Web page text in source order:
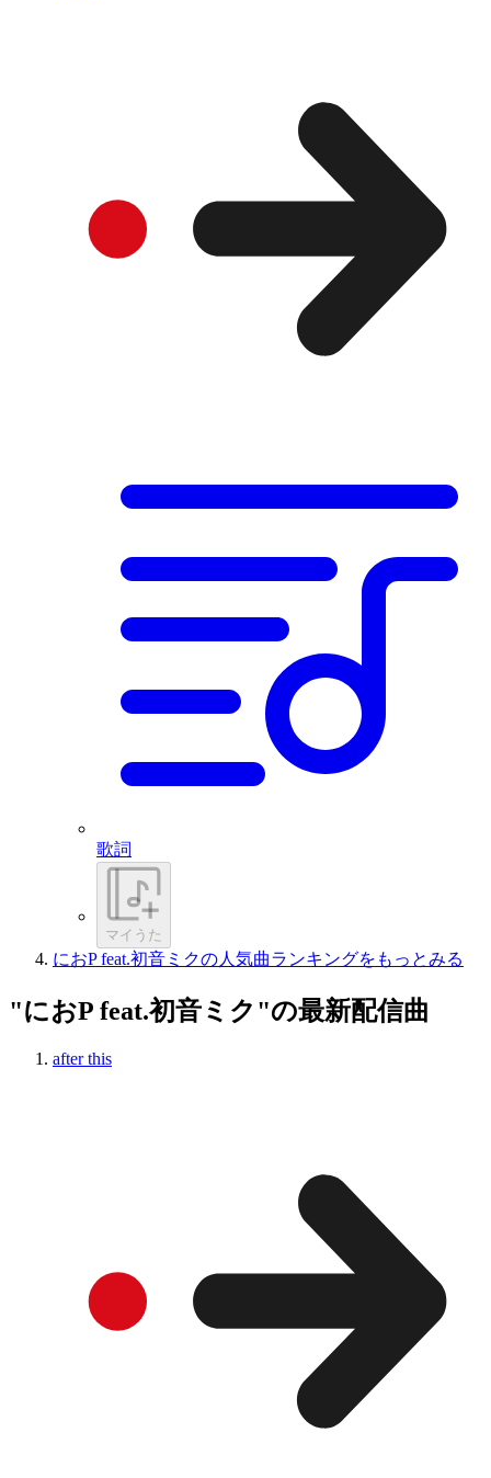
歌詞
マイうた
におP feat.初音ミクの人気曲ランキングをもっとみる
"におP feat.初音ミク"の最新配信曲
after this